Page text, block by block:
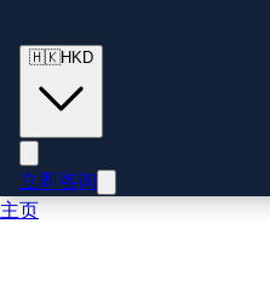
🇭🇰HKD
立即咨询
主页